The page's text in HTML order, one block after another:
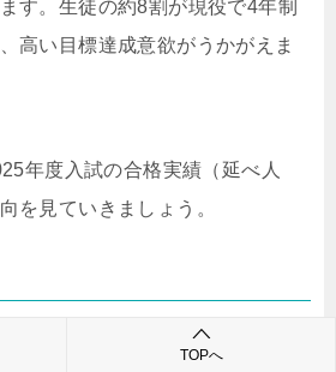
す。生徒の約8割が現役で4年制
高い目標達成意欲がうかがえま
年度入試の合格実績（延べ人
を見ていきましょう。
合格実績（延べ人数）
TOPへ